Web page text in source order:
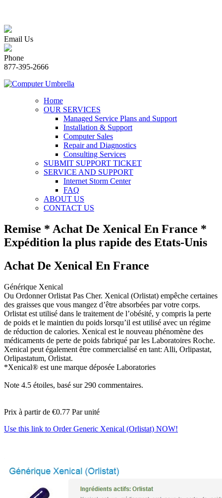
Email Us
Phone
877-395-2666
Home
OUR SERVICES
Managed Service Plans and Support
Installation & Support
Computer Sales
Repair and Diagnostics
Consulting Services
SUBMIT SUPPORT TICKET
SERVICE AND SUPPORT
Internet Storm Center
FAQ
ABOUT US
CONTACT US
Remise * Achat De Xenical En France *
Expédition la plus rapide des Etats-Unis
Achat De Xenical En France
Générique Xenical
Ou Ordonner Orlistat Pas Cher. Xenical (Orlistat) empêche certaines
des graisses que vous mangez d’être absorbées par votre corps.
Orlistat est utilisé dans le traitement de l’obésité, y compris la perte
de poids et le maintien du poids lorsqu’il est utilisé avec un régime
de réduction de calories. Xenical est le nouveau phénomène des
médicaments de perte de poids fabriqué par les Laboratoires Roche.
Xenical peut également être commercialisé en tant: Alli, Orlipastat,
Orlipastatum, Orlistat.
*Xenical® est une marque déposée Laboratories
Note 4.5 étoiles, basé sur 290 commentaires.
Prix à partir de €0.77 Par unité
Use this link to Order Generic Xenical (Orlistat) NOW!